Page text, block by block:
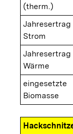
(therm.)
Jahresertrag
Strom
Jahresertrag
Wärme
eingesetzte
Biomasse